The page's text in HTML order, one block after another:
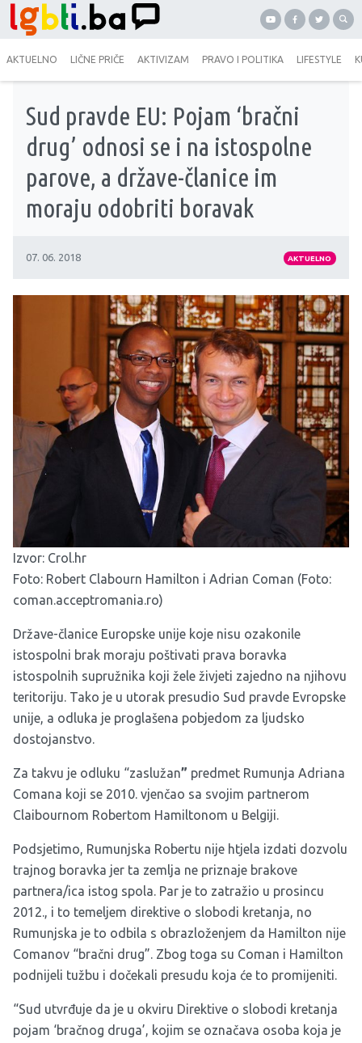
AKTUELNO LIČNE PRIČE AKTIVIZAM PRAVO I POLITIKA LIFESTYLE
Sud pravde EU: Pojam ‘bračni
drug’ odnosi se i na istospolne
parove, a države-članice im
moraju odobriti boravak
07. 06. 2018 AKTUELNO
Izvor: Crol.hr
Foto: Robert Clabourn Hamilton i Adrian Coman (Foto:
coman.acceptromania.ro)
Države-članice Europske unije koje nisu ozakonile
istospolni brak moraju poštivati prava boravka
istospolnih supružnika koji žele živjeti zajedno na njihovu
teritoriju. Tako je u utorak presudio Sud pravde Evropske
unije, a odluka je proglašena pobjedom za ljudsko
dostojanstvo.
Za takvu je odluku “zaslužan” predmet Rumunja Adriana
Comana koji se 2010. vjenčao sa svojim partnerom
Claibournom Robertom Hamiltonom u Belgiji.
Podsjetimo, Rumunjska Robertu nije htjela izdati dozvolu
trajnog boravka jer ta zemlja ne priznaje brakove
partnera/ica istog spola. Par je to zatražio u prosincu
2012., i to temeljem direktive o slobodi kretanja, no
Rumunjska je to odbila s obrazloženjem da Hamilton nije
Comanov “bračni drug”. Zbog toga su Coman i Hamilton
podnijeli tužbu i dočekali presudu koja će to promijeniti.
“Sud utvrđuje da je u okviru Direktive o slobodi kretanja
pojam ‘bračnog druga’, kojim se označava osoba koja je